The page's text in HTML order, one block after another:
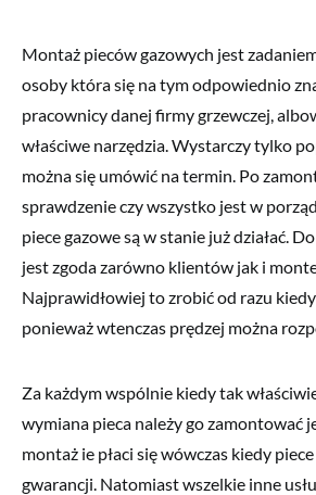
Montaż pieców gazowych jest
osoby która się na tym odpowiednio
pracownicy danej firmy grzewczej,
właściwe narzędzia. Wystarczy tylko
można się umówić na termin. Po
sprawdzenie czy wszystko jest w
piece gazowe są w stanie już działać.
jest zgoda zarówno klientów jak i
Najprawidłowiej to zrobić od razu
ponieważ wtenczas prędzej można
Za każdym wspólnie kiedy tak
wymiana pieca należy go zamontować
montaż ie płaci się wówczas kiedy
gwarancji. Natomiast wszelkie inne